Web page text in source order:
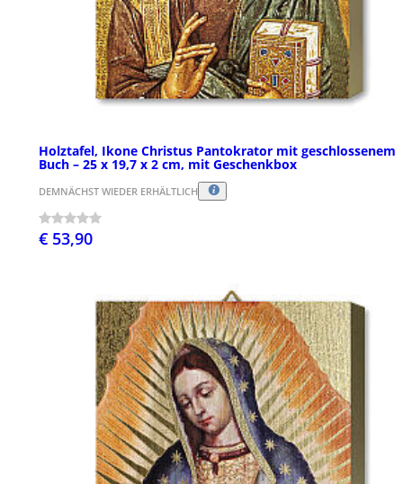
Holztafel, Ikone Christus Pantokrator mit geschlossenem
Buch – 25 x 19,7 x 2 cm, mit Geschenkbox
DEMNÄCHST WIEDER ERHÄLTLICH
€ 53,90